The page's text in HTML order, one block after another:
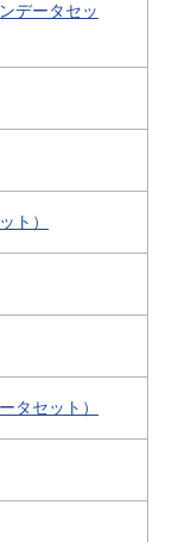
データセッ
ト）
タセット）